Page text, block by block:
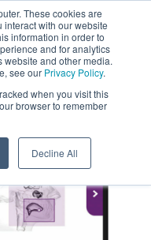
These cookies are
with our website
information in order to
and for analytics
website and other media.
see our Privacy Policy.
when you visit this
browser to remember
Decline All